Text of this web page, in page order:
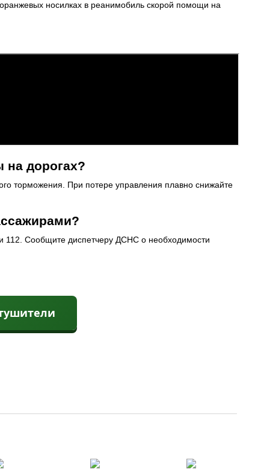
на дорогах?
торможения. При потере управления плавно снижайте
Сообщите диспетчеру ДСНС о необходимости